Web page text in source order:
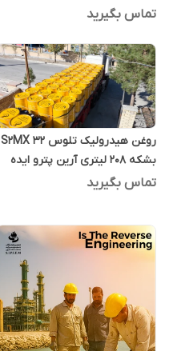
تماس بگیرید
روغن هیدرولیک تلوس S2MX 32
بشکه 208 لیتری آرین پترو ایده
تماس بگیرید